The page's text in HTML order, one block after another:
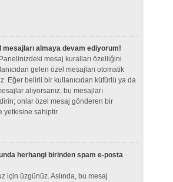
mesajları almaya devam ediyorum!
mesaj kuralları özelliğini
gelen özel mesajları otomatik
Eğer belirli bir kullanıcıdan küfürlü ya da
alıyorsanız, bu mesajları
onlar özel mesaj gönderen bir
yetkisine sahiptir.
herhangi birinden spam e-posta
için üzgünüz. Aslında, bu mesaj